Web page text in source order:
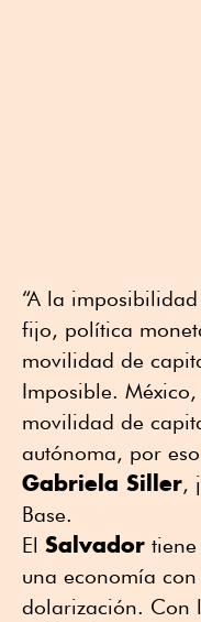
“A la
fijo, política
movilidad de
Imposible.
movilidad de
autónoma, por
Gabriela Siller,
Base.
El Salvador
una economía
dolarización. Con